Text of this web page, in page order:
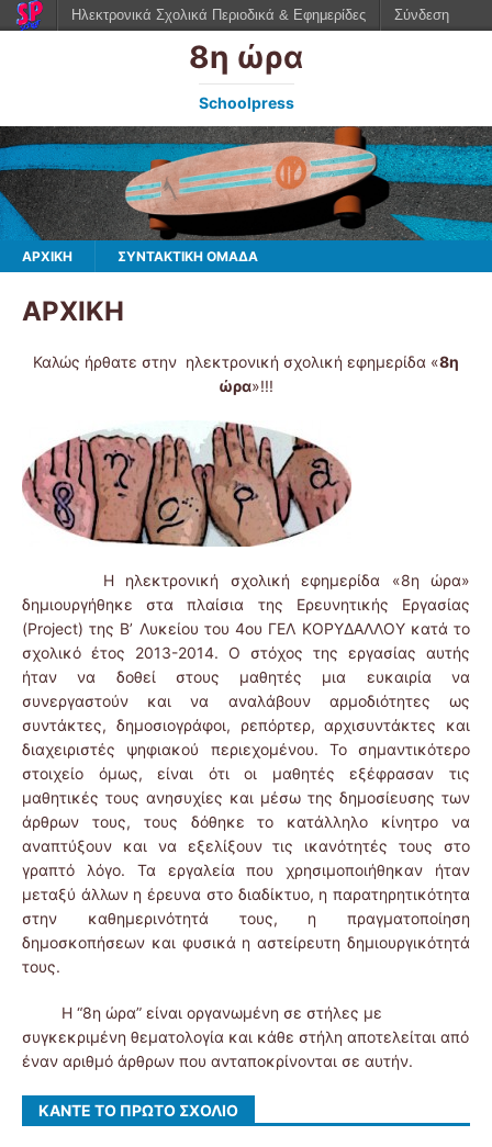
8η ώρα
Schoolpress
ΑΡΧΙΚΗ ΣΥΝΤΑΚΤΙΚΗ ΟΜΑΔΑ
ΑΡΧΙΚΗ
Καλώς ήρθατε στην ηλεκτρονική σχολική εφημερίδα «8η
ώρα»!!!
Η ηλεκτρονική σχολική εφημερίδα «8η ώρα»
δημιουργήθηκε στα πλαίσια της Ερευνητικής Εργασίας
(Project) της Β’ Λυκείου του 4ου ΓΕΛ ΚΟΡΥΔΑΛΛΟΥ κατά το
σχολικό έτος 2013-2014. Ο στόχος της εργασίας αυτής
ήταν να δοθεί στους μαθητές μια ευκαιρία να
συνεργαστούν και να αναλάβουν αρμοδιότητες ως
συντάκτες, δημοσιογράφοι, ρεπόρτερ, αρχισυντάκτες και
διαχειριστές ψηφιακού περιεχομένου. Το σημαντικότερο
στοιχείο όμως, είναι ότι οι μαθητές εξέφρασαν τις
μαθητικές τους ανησυχίες και μέσω της δημοσίευσης των
άρθρων τους, τους δόθηκε το κατάλληλο κίνητρο να
αναπτύξουν και να εξελίξουν τις ικανότητές τους στο
γραπτό λόγο. Τα εργαλεία που χρησιμοποιήθηκαν ήταν
μεταξύ άλλων η έρευνα στο διαδίκτυο, η παρατηρητικότητα
στην καθημερινότητά τους, η πραγματοποίηση
δημοσκοπήσεων και φυσικά η αστείρευτη δημιουργικότητά
τους.
Η “8η ώρα” είναι οργανωμένη σε στήλες με
συγκεκριμένη θεματολογία και κάθε στήλη αποτελείται από
έναν αριθμό άρθρων που ανταποκρίνονται σε αυτήν.
ΚΆΝΤΕ ΤΟ ΠΡΏΤΟ ΣΧΌΛΙΟ
Ηλεκτρονικά Σχολικά Περιοδικά & Εφημερίδες Σύνδεση